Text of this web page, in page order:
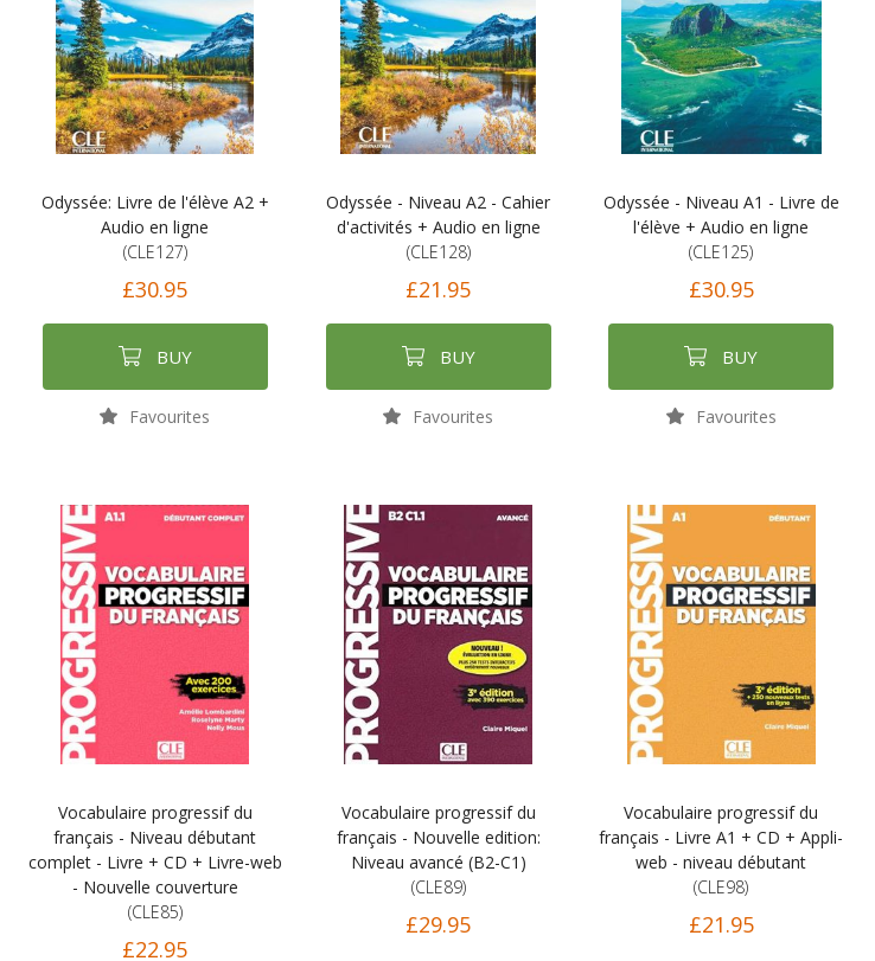
Odyssée: Livre de l'élève A2 +
Audio en ligne
(CLE127)
£30.95
BUY
Favourites
Odyssée - Niveau A2 - Cahier
d'activités + Audio en ligne
(CLE128)
£21.95
BUY
Favourites
Odyssée - Niveau A1 - Livre de
l'élève + Audio en ligne
(CLE125)
£30.95
BUY
Favourites
Vocabulaire progressif du
français - Niveau débutant
complet - Livre + CD + Livre-web
- Nouvelle couverture
(CLE85)
£22.95
Vocabulaire progressif du
français - Nouvelle edition:
Niveau avancé (B2-C1)
(CLE89)
£29.95
Vocabulaire progressif du
français - Livre A1 + CD + Appli-
web - niveau débutant
(CLE98)
£21.95